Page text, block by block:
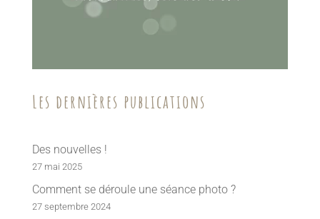
Les dernières publications
Des nouvelles !
27 mai 2025
Comment se déroule une séance photo ?
27 septembre 2024